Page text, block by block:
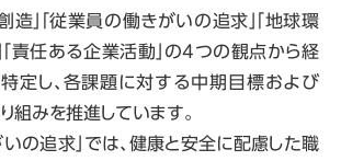
」「従業員の働きがいの追求」「地球環
「責任ある企業活動」の4つの観点から経
定し、各課題に対する中期目標および
組みを推進しています。
いの追求」では、健康と安全に配慮した職